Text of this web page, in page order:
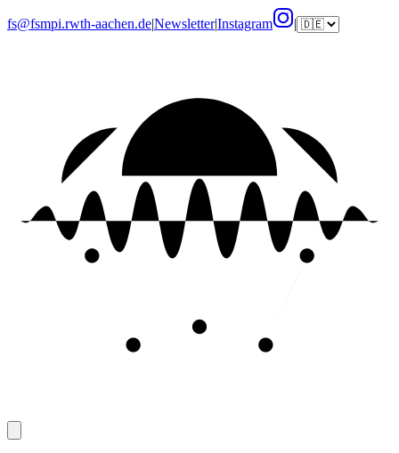
fs@fsmpi.rwth-aachen.de|Newsletter|Instagram |